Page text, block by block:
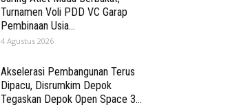
Turnamen Voli PDD VC Garap
Pembinaan Usia...
4 Agustus 2026
Akselerasi Pembangunan Terus
Dipacu, Disrumkim Depok
Tegaskan Depok Open Space 3...